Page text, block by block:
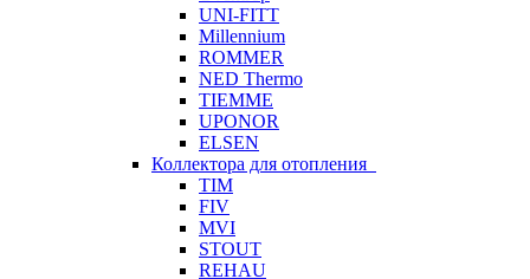
UNI-FITT
Millennium
ROMMER
NED Thermo
TIEMME
UPONOR
ELSEN
Коллектора для отопления
TIM
FIV
MVI
STOUT
REHAU